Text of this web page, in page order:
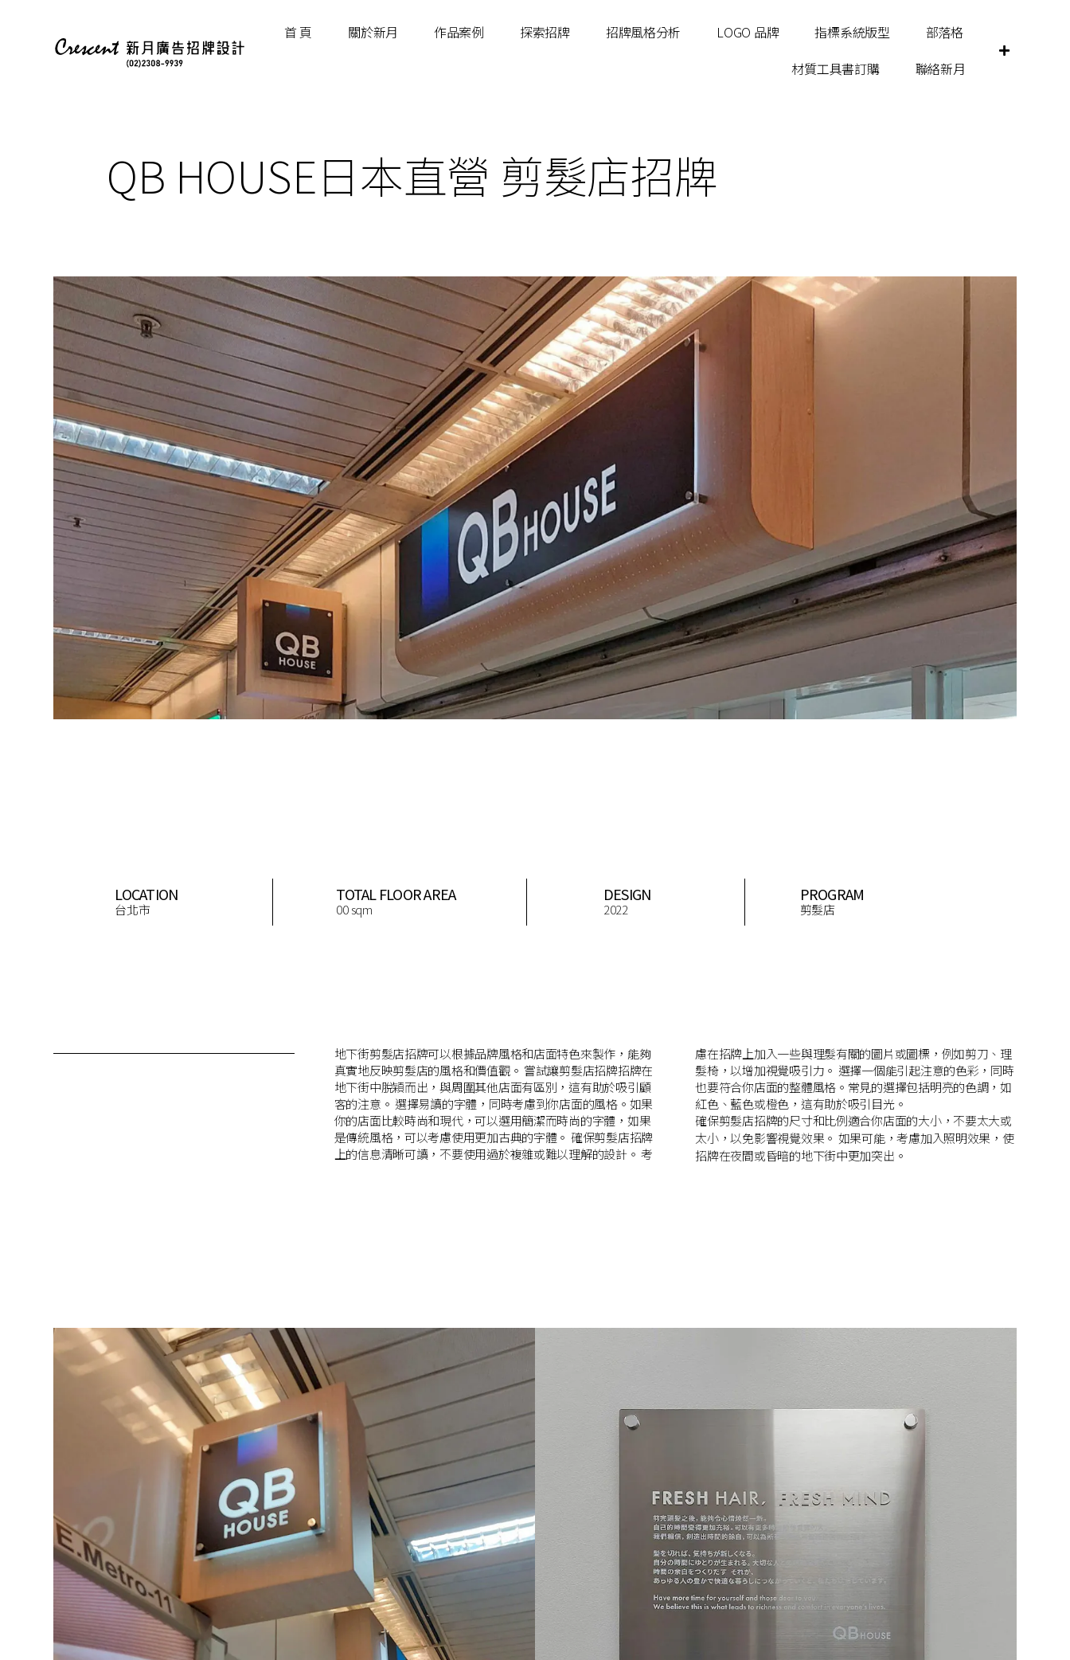
首 頁 關於新月 作品案例 探索招牌 招牌風格分析 LOGO 品牌 指標系統版型
部落格
材質工具書訂購
聯絡新月
QB HOUSE日本直營 剪髮店招牌
LOCATION
台北市
TOTAL FLOOR AREA
00 sqm
DESIGN
2022
PROGRAM
剪髮店
地下街剪髮店招牌可以根據品牌風格和店面特色來製作，能夠
真實地反映剪髮店的風格和價值觀。 嘗試讓剪髮店招牌招牌在
地下街中脫穎而出，與周圍其他店面有區別，這有助於吸引顧
客的注意。 選擇易讀的字體，同時考慮到你店面的風格。如果
你的店面比較時尚和現代，可以選用簡潔而時尚的字體，如果
是傳統風格，可以考慮使用更加古典的字體。 確保剪髮店招牌
上的信息清晰可讀，不要使用過於複雜或難以理解的設計。 考
慮在招牌上加入一些與理髮有關的圖片或圖標，例如剪刀、理
髮椅，以增加視覺吸引力。 選擇一個能引起注意的色彩，同時
也要符合你店面的整體風格。常見的選擇包括明亮的色調，如
紅色、藍色或橙色，這有助於吸引目光。
確保剪髮店招牌的尺寸和比例適合你店面的大小，不要太大或
太小，以免影響視覺效果。 如果可能，考慮加入照明效果，使
招牌在夜間或昏暗的地下街中更加突出。